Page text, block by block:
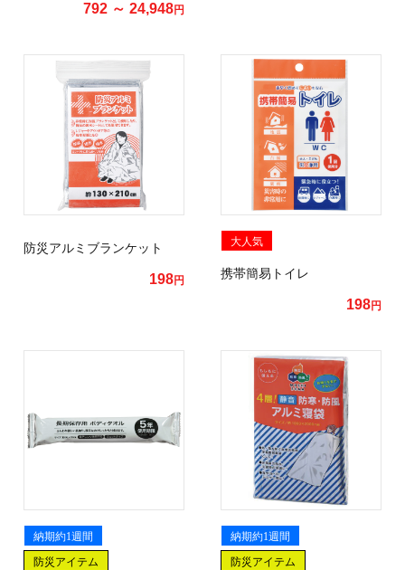
792 ～ 24,948円
防災アルミブランケット
198円
大人気
携帯簡易トイレ
198円
納期約1週間
防災アイテム
納期約1週間
防災アイテム